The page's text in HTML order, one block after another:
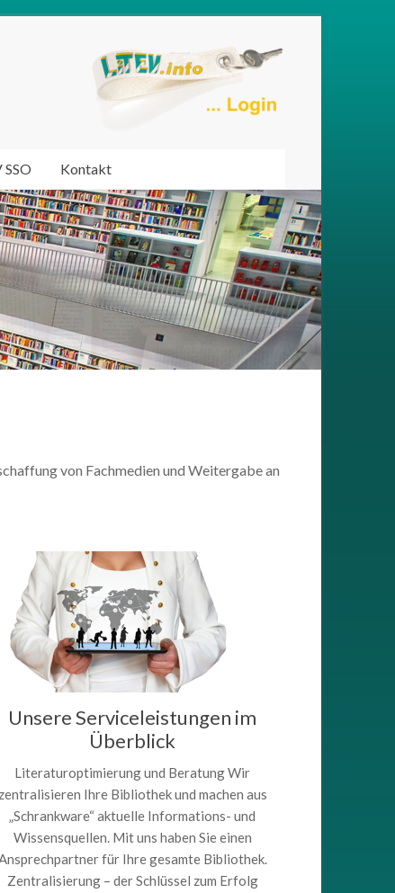
SSO Kontakt
von Fachmedien und Weitergabe an
Unsere Serviceleistungen im
Überblick
Literaturoptimierung und Beratung Wir
zentralisieren Ihre Bibliothek und machen aus
„Schrankware“ aktuelle Informations- und
Wissensquellen. Mit uns haben Sie einen
für Ihre gesamte Bibliothek.
Zentralisierung – der Schlüssel zum Erfolg